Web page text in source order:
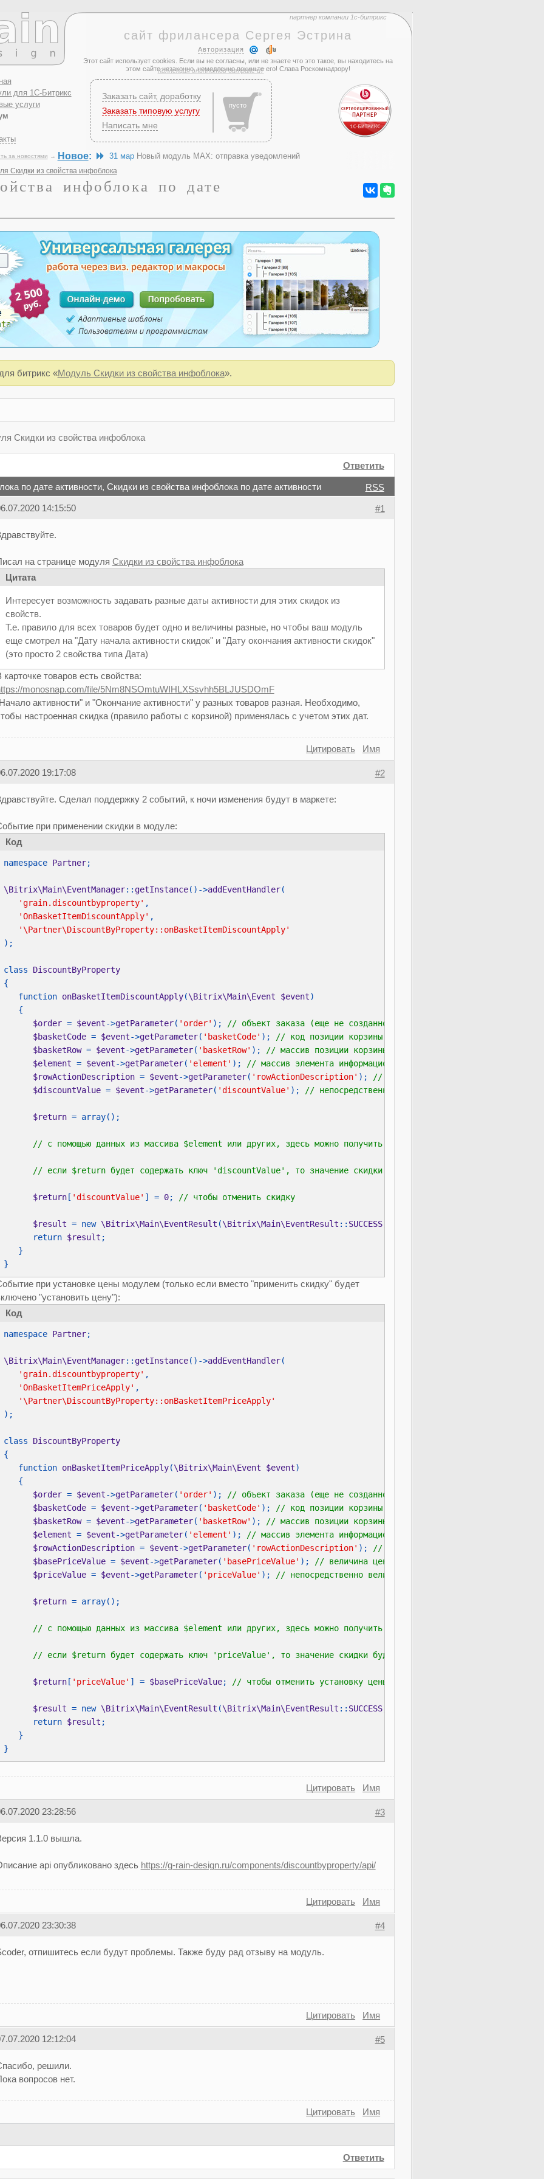
партнер компании 1с-битрикс
сайт фрилансера Сергея Эстрина
Авторизация
Этот сайт использует cookies. Если вы не согласны, или не знаете что это такое, вы находитесь на
этом сайте незаконно, немедленно покиньте его! Слава Роскомнадзору!
для 1С-Битрикс
услуги
Коллекция сниппетов битрикс d7
Заказать сайт, доработку
Заказать типовую услугу
Написать мне
пусто
за новостями → Новое: 31 марНовый модуль MAX: отправка уведомлений
Скидки из свойства инфоблока
инфоблока по дате
битрикс «Модуль Скидки из свойства инфоблока».
Скидки из свойства инфоблока
Ответить
RSS
по дате активности, Скидки из свойства инфоблока по дате активности
#1
14:15:50
на странице модуля Скидки из свойства инфоблока
Цитата
Интересует возможность задавать разные даты активности для этих скидок из
свойств.
Т.е. правило для всех товаров будет одно и величины разные, но чтобы ваш модуль
еще смотрел на "Дату начала активности скидок" и "Дату окончания активности скидок"
(это просто 2 свойства типа Дата)
карточке товаров есть свойства:
monosnap.com/file/5Nm8NSOmtuWIHLXSsvhh5BLJUSDOmF
активности" и "Окончание активности" у разных товаров разная. Необходимо,
настроенная скидка (правило работы с корзиной) применялась с учетом этих дат.
Цитировать Имя
#2
19:17:08
Сделал поддержку 2 событий, к ночи изменения будут в маркете:
при применении скидки в модуле:
Код
namespace Partner
\Bitrix\Main\EventManager:: getInstance()->addEventHandler
'grain.discountbyproperty'
'OnBasketItemDiscountApply'
class
DiscountByProperty
function onBasketItemDiscountApply(\Bitrix\Main\Event $event
$order = $event->getParameter( 'order' );
$basketCode = $event->getParameter( 'basketCode' );
// код позиции корзины
$basketRow = $event->getParameter( 'basketRow' );
$element = $event->getParameter( 'element' );
$rowActionDescription = $event->getParameter( 'rowActionDescription' );
$discountValue = $event->getParameter( 'discountValue' );
$return
$return[ 'discountValue' ] = 0; // чтобы отменить скидку
$result = new \Bitrix\Main\EventResult (\Bitrix\Main\EventResult :: SUCCESS,
return $result
}
при установке цены модулем (только если вместо "применить скидку" будет
"установить цену"):
Код
namespace Partner
\Bitrix\Main\EventManager:: getInstance()->addEventHandler
'grain.discountbyproperty'
'OnBasketItemPriceApply'
class
DiscountByProperty
function onBasketItemPriceApply(\Bitrix\Main\Event $event
$order = $event->getParameter( 'order' );
$basketCode = $event->getParameter( 'basketCode' );
// код позиции корзины
$basketRow = $event->getParameter( 'basketRow' );
$element = $event->getParameter( 'element' );
$rowActionDescription = $event->getParameter( 'rowActionDescription' );
$basePriceValue = $event->getParameter( 'basePriceValue' );
$priceValue = $event->getParameter( 'priceValue' );
$return
$return[ 'priceValue' ] = $basePriceValue;
$result = new \Bitrix\Main\EventResult (\Bitrix\Main\EventResult :: SUCCESS,
return $result
}
Цитировать Имя
#3
23:28:56
1.1.0 вышла.
api опубликовано здесь https://g-rain-design.ru/components/discountbyproperty/api/
Цитировать Имя
#4
23:30:38
отпишитесь если будут проблемы. Также буду рад отзыву на модуль.
Цитировать Имя
#5
12:12:04
решили.
вопросов нет.
Цитировать Имя
Ответить